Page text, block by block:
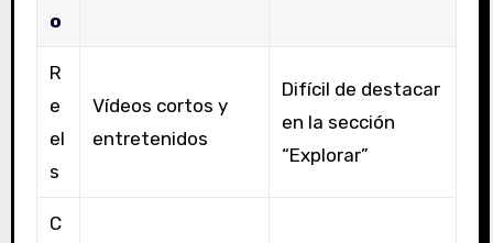
o
R
e
el
s
Vídeos cortos y
entretenidos
Difícil de destacar
en la sección
“Explorar”
C